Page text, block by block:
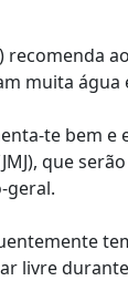
recomenda
muita água
te bem e
que
geral.
livre